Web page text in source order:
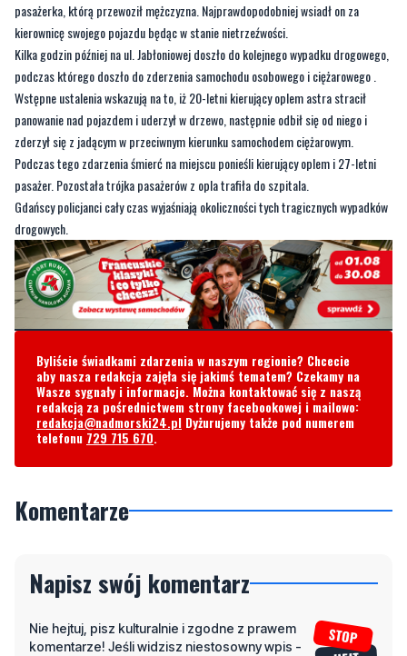
pasażerka, którą przewoził mężczyzna. Najprawdopodobniej wsiadł on za
kierownicę swojego pojazdu będąc w stanie nietrzeźwości.
Kilka godzin później na ul. Jabłoniowej doszło do kolejnego wypadku drogowego,
podczas którego doszło do zderzenia samochodu osobowego i ciężarowego .
Wstępne ustalenia wskazują na to, iż 20-letni kierujący oplem astra stracił
panowanie nad pojazdem i uderzył w drzewo, następnie odbił się od niego i
zderzył się z jadącym w przeciwnym kierunku samochodem ciężarowym.
Podczas tego zdarzenia śmierć na miejscu ponieśli kierujący oplem i 27-letni
pasażer. Pozostała trójka pasażerów z opla trafiła do szpitala.
Gdańscy policjanci cały czas wyjaśniają okoliczności tych tragicznych wypadków
drogowych.
Byliście świadkami zdarzenia w naszym regionie? Chcecie
aby nasza redakcja zajęła się jakimś tematem? Czekamy na
Wasze sygnały i informacje. Można kontaktować się z naszą
redakcją za pośrednictwem strony facebookowej i mailowo:
redakcja@nadmorski24.pl Dyżurujemy także pod numerem
telefonu 729 715 670.
Komentarze
Napisz swój komentarz
Nie hejtuj, pisz kulturalnie i zgodne z prawem
komentarze! Jeśli widzisz niestosowny wpis -